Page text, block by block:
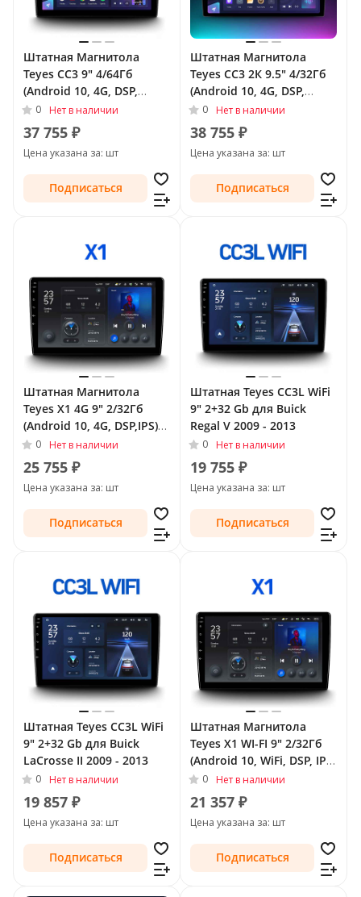
Штатная Магнитола
Teyes CC3 9" 4/64Гб
(Android 10, 4G, DSP,
QLed) для Buick Regal V
2009 - 2013
0 Нет в наличии
37 755 ₽
Цена указана за: шт
Подписаться
Штатная Магнитола
Teyes CC3 2К 9.5" 4/32Гб
(Android 10, 4G, DSP,
QLed) для Buick Regal V
2009 - 2013
0 Нет в наличии
38 755 ₽
Цена указана за: шт
Подписаться
Штатная Магнитола
Teyes X1 4G 9" 2/32Гб
(Android 10, 4G, DSP,IPS)
для Buick Regal V 2009 -
2013
0 Нет в наличии
25 755 ₽
Цена указана за: шт
Подписаться
Штатная Teyes CC3L WiFi
9" 2+32 Gb для Buick
Regal V 2009 - 2013
0 Нет в наличии
19 755 ₽
Цена указана за: шт
Подписаться
Штатная Teyes CC3L WiFi
9" 2+32 Gb для Buick
LaCrosse II 2009 - 2013
0 Нет в наличии
19 857 ₽
Цена указана за: шт
Подписаться
Штатная Магнитола
Teyes X1 WI-FI 9" 2/32Гб
(Android 10, WiFi, DSP, IPS)
для Buick LaCrosse II 2009
- 2013
0 Нет в наличии
21 357 ₽
Цена указана за: шт
Подписаться